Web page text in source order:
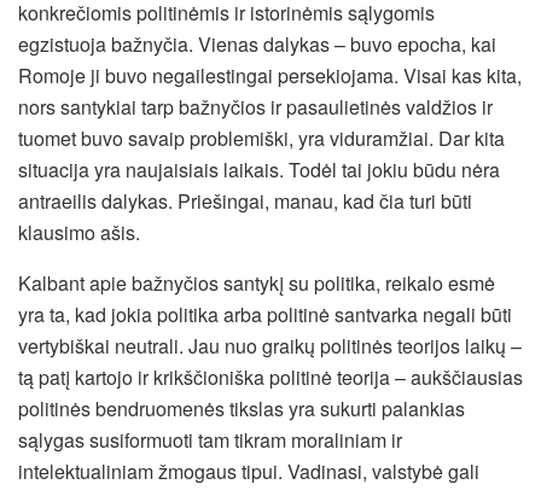
konkrečiomis politinėmis ir istorinėmis sąlygomis
egzistuoja bažnyčia. Vienas dalykas – buvo epocha, kai
Romoje ji buvo negailestingai persekiojama. Visai kas kita,
nors santykiai tarp bažnyčios ir pasaulietinės valdžios ir
tuomet buvo savaip problemiški, yra viduramžiai. Dar kita
situacija yra naujaisiais laikais. Todėl tai jokiu būdu nėra
antraeilis dalykas. Priešingai, manau, kad čia turi būti
klausimo ašis.
Kalbant apie bažnyčios santykį su politika, reikalo esmė
yra ta, kad jokia politika arba politinė santvarka negali būti
vertybiškai neutrali. Jau nuo graikų politinės teorijos laikų –
tą patį kartojo ir krikščioniška politinė teorija – aukščiausias
politinės bendruomenės tikslas yra sukurti palankias
sąlygas susiformuoti tam tikram moraliniam ir
intelektualiniam žmogaus tipui. Vadinasi, valstybė gali